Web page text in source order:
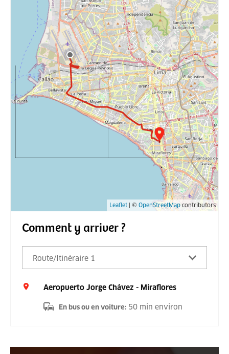
Leaflet | © OpenStreetMap contributors
Comment y arriver ?
Route/Itinéraire 1
Aeropuerto Jorge Chávez - Miraflores
En bus ou en voiture: 50 min environ